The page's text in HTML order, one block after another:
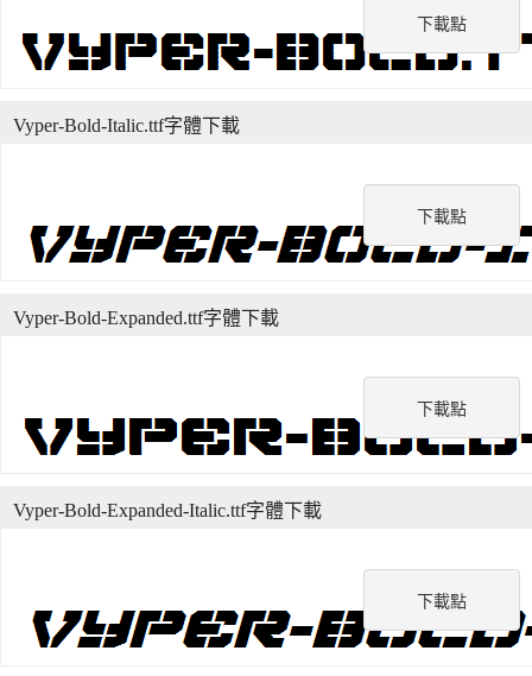
下載點
下載點
Vyper-Bold-Italic.ttf字體下載
下載點
Vyper-Bold-Expanded.ttf字體下載
下載點
Vyper-Bold-Expanded-Italic.ttf字體下載